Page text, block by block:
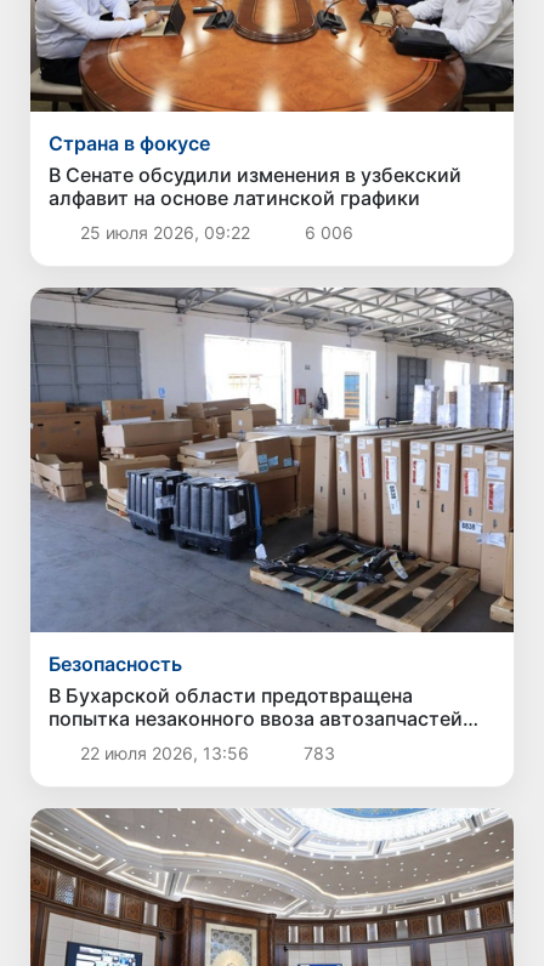
Страна в фокусе
В Сенате обсудили изменения в узбекский
алфавит на основе латинской графики
25 июля 2026, 09:22 6 006
Безопасность
В Бухарской области предотвращена
попытка незаконного ввоза автозапчастей
стоимостью около 3,5 млрд сумов
22 июля 2026, 13:56 783